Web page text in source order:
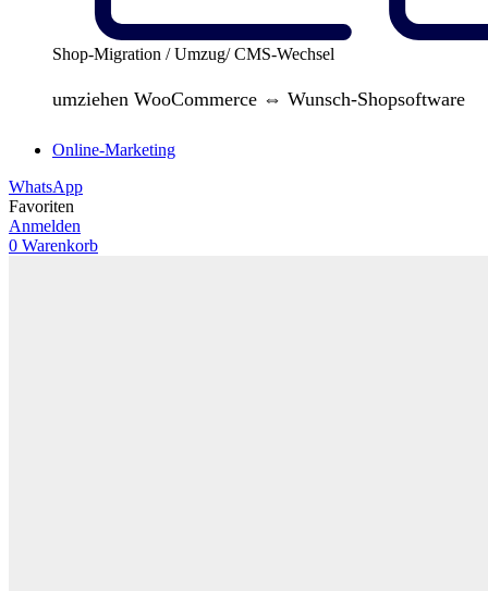
Shop-Migration / Umzug/ CMS-Wechsel
umziehen WooCommerce ⇔ Wunsch-Shopsoftware
Online-Marketing
WhatsApp
Favoriten
Anmelden
0 Warenkorb